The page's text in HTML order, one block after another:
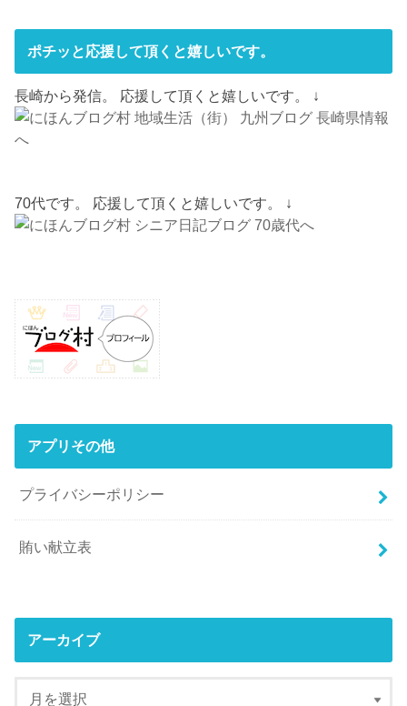
ポチッと応援して頂くと嬉しいです。
長崎から発信。 応援して頂くと嬉しいです。 ↓
70代です。 応援して頂くと嬉しいです。 ↓
アプリその他
プライバシーポリシー
賄い献立表
アーカイブ